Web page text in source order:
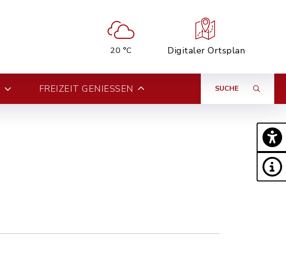
20 °C Digitaler Ortsplan
FREIZEIT GENIESSEN SUCHE